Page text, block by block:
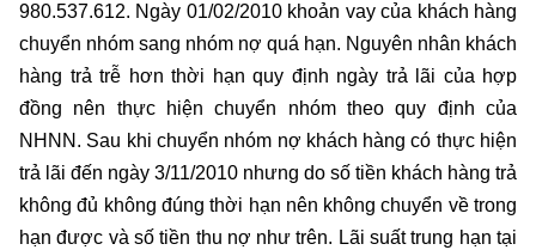
980.537.612. Ngày 01/02/2010 khoản vay của khách hàng
chuyển nhóm sang nhóm nợ quá hạn. Nguyên nhân khách
hàng trả trễ hơn thời hạn quy định ngày trả lãi của hợp
đồng nên thực hiện chuyển nhóm theo quy định của
NHNN. Sau khi chuyển nhóm nợ khách hàng có thực hiện
trả lãi đến ngày 3/11/2010 nhưng do số tiền khách hàng trả
không đủ không đúng thời hạn nên không chuyển về trong
hạn được và số tiền thu nợ như trên. Lãi suất trung hạn tại